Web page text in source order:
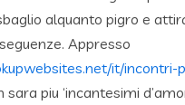
alquanto pigro e
Appresso
it/incontri-
piu ‘incantesimi